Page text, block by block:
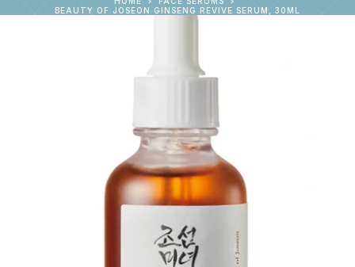
BEAUTY OF JOSEON GINSENG REVIVE SERUM, 30ML